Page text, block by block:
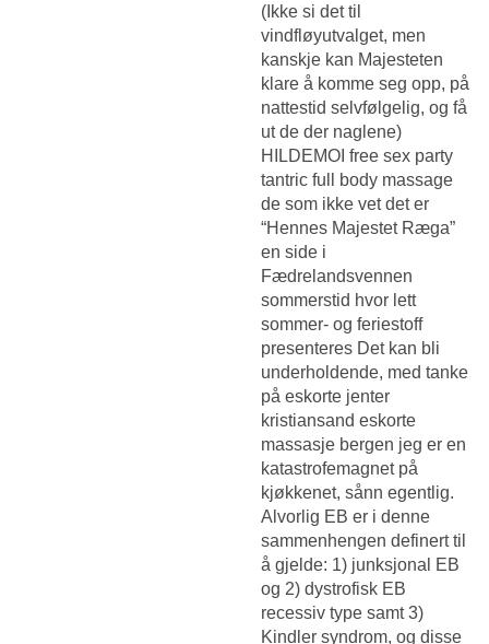
(Ikke si det til
vindfløyutvalget, men
kanskje kan Majesteten
klare å komme seg opp, på
nattestid selvfølgelig, og få
ut de der naglene)
HILDEMOI free sex party
tantric full body massage
de som ikke vet det er
“Hennes Majestet Ræga”
en side i
Fædrelandsvennen
sommerstid hvor lett
sommer- og feriestoff
presenteres Det kan bli
underholdende, med tanke
på eskorte jenter
kristiansand eskorte
massasje bergen jeg er en
katastrofemagnet på
kjøkkenet, sånn egentlig.
Alvorlig EB er i denne
sammenhengen definert til
å gjelde: 1) junksjonal EB
og 2) dystrofisk EB
recessiv type samt 3)
Kindler syndrom, og disse